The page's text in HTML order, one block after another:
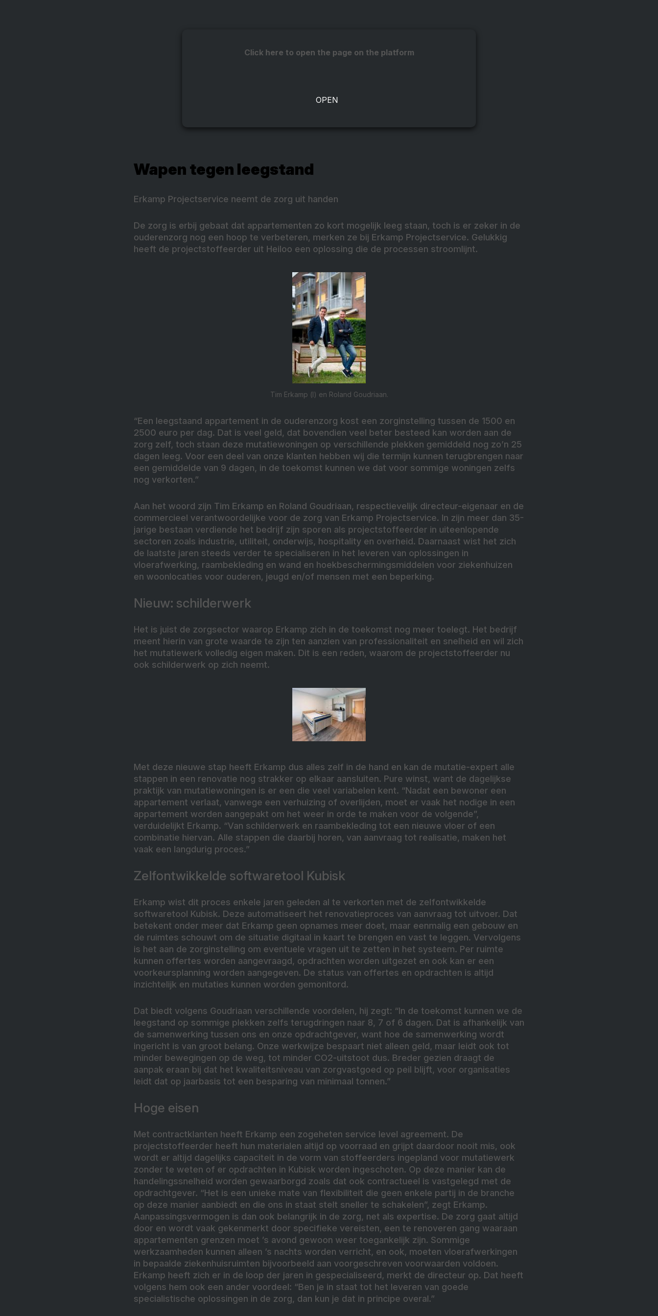
Click here to open the page on the platform
Wapen tegen leegstand
Erkamp Projectservice neemt de zorg uit handen
De zorg is erbij gebaat dat appartementen zo kort mogelijk leeg staan, toch is er zeker in de
ouderenzorg nog een hoop te verbeteren, merken ze bij Erkamp Projectservice. Gelukkig
heeft de projectstoffeerder uit Heiloo een oplossing die de processen stroomlijnt.
Tim Erkamp (l) en Roland Goudriaan.
“Een leegstaand appartement in de ouderenzorg kost een zorginstelling tussen de 1500 en
2500 euro per dag. Dat is veel geld, dat bovendien veel beter besteed kan worden aan de
zorg zelf, toch staan deze mutatiewoningen op verschillende plekken gemiddeld nog zo’n 25
dagen leeg. Voor een deel van onze klanten hebben wij die termijn kunnen terugbrengen naar
een gemiddelde van 9 dagen, in de toekomst kunnen we dat voor sommige woningen zelfs
nog verkorten.”
Aan het woord zijn Tim Erkamp en Roland Goudriaan, respectievelijk directeur-eigenaar en de
commercieel verantwoordelijke voor de zorg van Erkamp Projectservice. In zijn meer dan 35-
jarige bestaan verdiende het bedrijf zijn sporen als projectstoffeerder in uiteenlopende
sectoren zoals industrie, utiliteit, onderwijs, hospitality en overheid. Daarnaast wist het zich
de laatste jaren steeds verder te specialiseren in het leveren van oplossingen in
vloerafwerking, raambekleding en wand en hoekbeschermingsmiddelen voor ziekenhuizen
en woonlocaties voor ouderen, jeugd en/of mensen met een beperking.
Nieuw: schilderwerk
Het is juist de zorgsector waarop Erkamp zich in de toekomst nog meer toelegt. Het bedrijf
meent hierin van grote waarde te zijn ten aanzien van professionaliteit en snelheid en wil zich
het mutatiewerk volledig eigen maken. Dit is een reden, waarom de projectstoffeerder nu
ook schilderwerk op zich neemt.
Met deze nieuwe stap heeft Erkamp dus alles zelf in de hand en kan de mutatie-expert alle
stappen in een renovatie nog strakker op elkaar aansluiten. Pure winst, want de dagelijkse
praktijk van mutatiewoningen is er een die veel variabelen kent. “Nadat een bewoner een
appartement verlaat, vanwege een verhuizing of overlijden, moet er vaak het nodige in een
appartement worden aangepakt om het weer in orde te maken voor de volgende”,
verduidelijkt Erkamp. “Van schilderwerk en raambekleding tot een nieuwe vloer of een
combinatie hiervan. Alle stappen die daarbij horen, van aanvraag tot realisatie, maken het
vaak een langdurig proces.”
Zelfontwikkelde softwaretool Kubisk
Erkamp wist dit proces enkele jaren geleden al te verkorten met de zelfontwikkelde
softwaretool Kubisk. Deze automatiseert het renovatieproces van aanvraag tot uitvoer. Dat
betekent onder meer dat Erkamp geen opnames meer doet, maar eenmalig een gebouw en
de ruimtes schouwt om de situatie digitaal in kaart te brengen en vast te leggen. Vervolgens
is het aan de zorginstelling om eventuele vragen uit te zetten in het systeem. Per ruimte
kunnen offertes worden aangevraagd, opdrachten worden uitgezet en ook kan er een
voorkeursplanning worden aangegeven. De status van offertes en opdrachten is altijd
inzichtelijk en mutaties kunnen worden gemonitord.
Dat biedt volgens Goudriaan verschillende voordelen, hij zegt: “In de toekomst kunnen we de
leegstand op sommige plekken zelfs terugdringen naar 8, 7 of 6 dagen. Dat is afhankelijk van
de samenwerking tussen ons en onze opdrachtgever, want hoe de samenwerking wordt
ingericht is van groot belang. Onze werkwijze bespaart niet alleen geld, maar leidt ook tot
minder bewegingen op de weg, tot minder CO2-uitstoot dus. Breder gezien draagt de
aanpak eraan bij dat het kwaliteitsniveau van zorgvastgoed op peil blijft, voor organisaties
leidt dat op jaarbasis tot een besparing van minimaal tonnen.”
Hoge eisen
Met contractklanten heeft Erkamp een zogeheten service level agreement. De
projectstoffeerder heeft hun materialen altijd op voorraad en grijpt daardoor nooit mis, ook
wordt er altijd dagelijks capaciteit in de vorm van stoffeerders ingepland voor mutatiewerk
zonder te weten of er opdrachten in Kubisk worden ingeschoten. Op deze manier kan de
handelingssnelheid worden gewaarborgd zoals dat ook contractueel is vastgelegd met de
opdrachtgever. “Het is een unieke mate van flexibiliteit die geen enkele partij in de branche
op deze manier aanbiedt en die ons in staat stelt sneller te schakelen”, zegt Erkamp.
Aanpassingsvermogen is dan ook belangrijk in de zorg, net als expertise. De zorg gaat altijd
door en wordt vaak gekenmerkt door specifieke vereisten, een te renoveren gang waaraan
appartementen grenzen moet ’s avond gewoon weer toegankelijk zijn. Sommige
werkzaamheden kunnen alleen ’s nachts worden verricht, en ook, moeten vloerafwerkingen
in bepaalde ziekenhuisruimten bijvoorbeeld aan voorgeschreven voorwaarden voldoen.
Erkamp heeft zich er in de loop der jaren in gespecialiseerd, merkt de directeur op. Dat heeft
volgens hem ook een ander voordeel: “Ben je in staat tot het leveren van goede
specialistische oplossingen in de zorg, dan kun je dat in principe overal.”